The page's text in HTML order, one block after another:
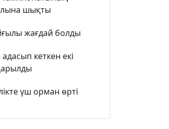
шықты
жағдай болды
кеткен екі
үш орман өрті